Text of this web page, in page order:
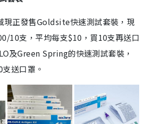
現正發售Goldsite快速測試套裝，現
10支，平均每支$10，買10支再送口
及Green Spring的快速測試套裝，
送口罩。